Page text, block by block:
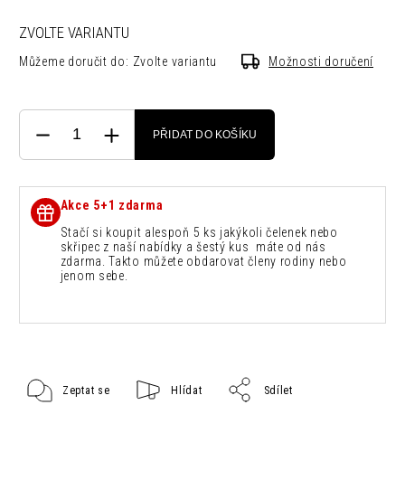
ZVOLTE VARIANTU
Můžeme doručit do: Zvolte variantu Možnosti doručení
PŘIDAT DO KOŠÍKU
Akce 5+1 zdarma
Stačí si koupit alespoň 5 ks jakýkoli čelenek nebo
skřipec z naší nabídky a šestý kus máte od nás
zdarma. Takto můžete obdarovat členy rodiny nebo
jenom sebe.
Zeptat se Hlídat Sdílet